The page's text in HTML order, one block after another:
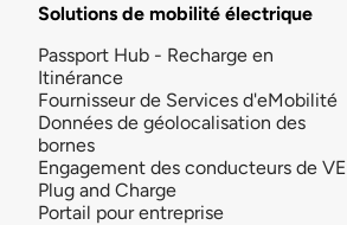
Solutions de mobilité électrique
Passport Hub - Recharge en
Itinérance
Fournisseur de Services d'eMobilité
Données de géolocalisation des
bornes
Engagement des conducteurs de VE
Plug and Charge
Portail pour entreprise